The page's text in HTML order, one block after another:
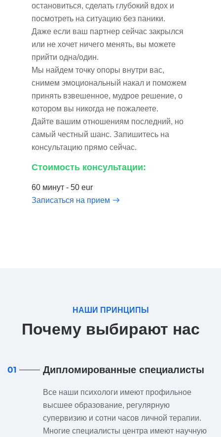
остановиться, сделать глубокий вдох и
посмотреть на ситуацию без паники.
Даже если ваш партнер сейчас закрылся
или не хочет ничего менять, вы можете
прийти одна/один.
Мы найдем точку опоры внутри вас,
снимем эмоциональный накал и поможем
принять взвешенное, мудрое решение, о
котором вы никогда не пожалеете.
Дайте вашим отношениям последний, но
самый честный шанс. Запишитесь на
консультацию прямо сейчас.
Стоимость консультации:
60 минут - 50 eur
Записаться на прием
НАШИ ПРИНЦИПЫ
Почему выбирают нас
01 Дипломированные специалисты
Все наши психологи имеют профильное
высшее образование, регулярную
супервизию и сотни часов личной терапии.
Многие специалисты центра имеют научную